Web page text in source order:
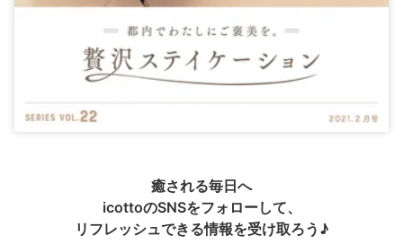
癒される毎日へ
icottoのSNSをフォローして、
リフレッシュできる情報を受け取ろう♪